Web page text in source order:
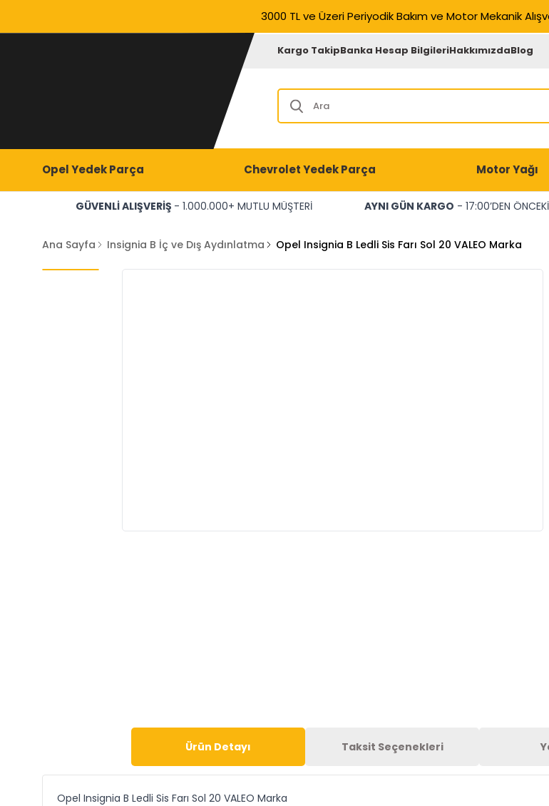
3000 TL ve Üzeri Periyodik Bakım ve Motor Mekanik
Kargo TakipBanka Hesap BilgileriHakkımızdaBlog
Opel Yedek Parça Chevrolet Yedek Parça Motor Yağı
GÜVENLİ ALIŞVERİŞ - 1.000.000+ MUTLU MÜŞTERİ AYNI GÜN KARGO - 17:00’DEN ÖNCEKİ
Ana Sayfa Insignia B İç ve Dış Aydınlatma Opel Insignia B Ledli Sis Farı Sol 20 VALEO Marka
Ürün Detayı Taksit Seçenekleri
Opel Insignia B Ledli Sis Farı Sol 20 VALEO Marka